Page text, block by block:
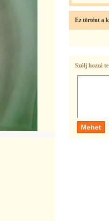
Ez történt a
Szólj hozzá